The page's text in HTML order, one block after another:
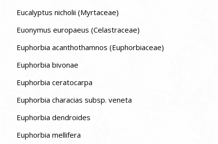
Eucalyptus nicholii (Myrtaceae)
Euonymus europaeus (Celastraceae)
Euphorbia acanthothamnos (Euphorbiaceae)
Euphorbia bivonae
Euphorbia ceratocarpa
Euphorbia characias subsp. veneta
Euphorbia dendroides
Euphorbia mellifera